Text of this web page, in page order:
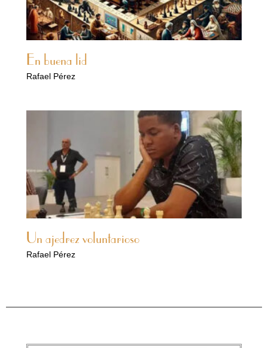
En buena lid
Rafael Pérez
Un ajedrez voluntarioso
Rafael Pérez